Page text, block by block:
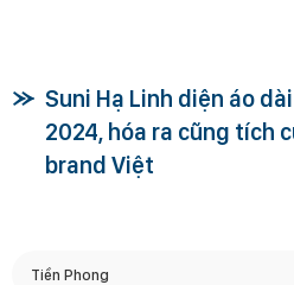
Suni Hạ Linh diện áo
2024, hóa ra cũng tích
brand Việt
Tiền Phong